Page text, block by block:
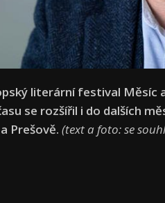
literární festival Měsíc
se rozšířil i do dalších
Prešově. (text a foto: se